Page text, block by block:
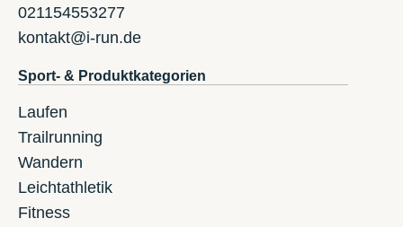
021154553277
kontakt@i-run.de
Sport- & Produktkategorien
Laufen
Trailrunning
Wandern
Leichtathletik
Fitness